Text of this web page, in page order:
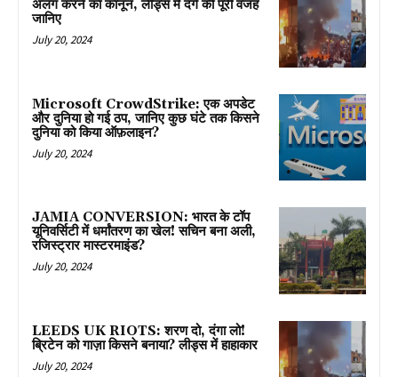
अलग करने का कानून, लीड्स में दंगे की पूरी वजह
जानिए
July 20, 2024
Microsoft CrowdStrike: एक अपडेट
और दुनिया हो गई ठप, जानिए कुछ घंटे तक किसने
दुनिया को किया ऑफ़लाइन?
July 20, 2024
JAMIA CONVERSION: भारत के टॉप
यूनिवर्सिटी में धर्मांतरण का खेल! सचिन बना अली,
रजिस्ट्रार मास्टरमाइंड?
July 20, 2024
LEEDS UK RIOTS: शरण दो, दंगा लो!
ब्रिटेन को गाज़ा किसने बनाया? लीड्स में हाहाकार
July 20, 2024